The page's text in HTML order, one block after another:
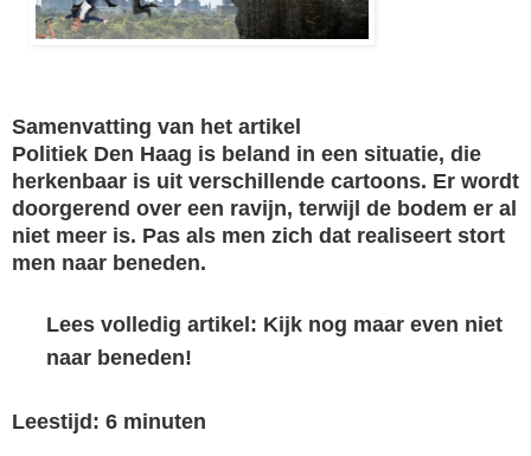
Samenvatting van het artikel
Politiek Den Haag is beland in een situatie, die
herkenbaar is uit verschillende cartoons. Er wordt
doorgerend over een ravijn, terwijl de bodem er al
niet meer is. Pas als men zich dat realiseert stort
men naar beneden.
Lees volledig artikel: Kijk nog maar even niet
naar beneden!
Leestijd: 6 minuten